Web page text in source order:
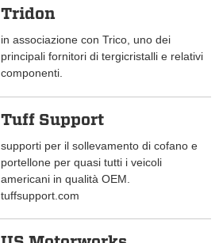
Tridon
in associazione con Trico, uno dei
principali fornitori di tergicristalli e relativi
componenti.
Tuff Support
supporti per il sollevamento di cofano e
portellone per quasi tutti i veicoli
americani in qualità OEM.
tuffsupport.com